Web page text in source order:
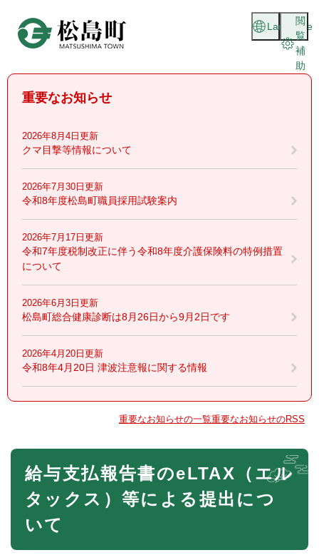
頭
閲
覧
補
助
Language
重要なお知らせ
2026年8月4日更新
クマ目撃等情報について
2026年7月30日更新
令和8年度松島町職員採用試験案内
2026年7月17日更新
令和7年度税制改正に伴う令和8年度介護保険料の特例措置
について
2026年6月3日更新
松島町総合健康診断は8月26日から9月2日です
2026年4月20日更新
令和8年4月20日 津波注意報に関する情報
重要なお知らせの一覧重要なお知らせのRSS
本
給与支払報告書のeLTAX（エル
タックス）等による提出につ
いて